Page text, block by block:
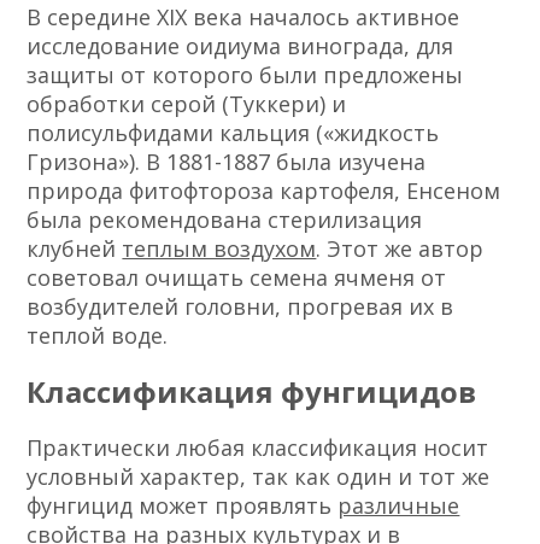
В середине XIX века началось активное
исследование оидиума винограда, для
защиты от которого были предложены
обработки серой (Туккери) и
полисульфидами кальция («жидкость
Гризона»). В 1881-1887 была изучена
природа фитофтороза картофеля, Енсеном
была рекомендована стерилизация
клубней теплым воздухом. Этот же автор
советовал очищать семена ячменя от
возбудителей головни, прогревая их в
теплой воде.
Классификация фунгицидов
Практически любая классификация носит
условный характер, так как один и тот же
фунгицид может проявлять различные
свойства на разных культурах и в